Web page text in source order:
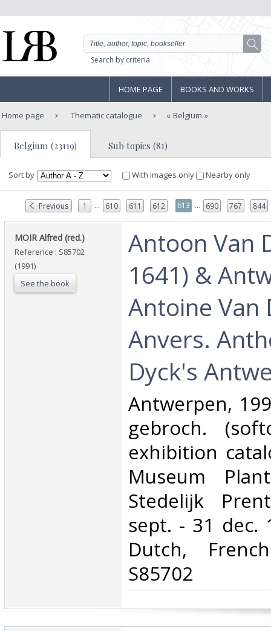
Search by criteria
HOME PAGE BOOKS AND WORKS
Home page Thematic catalogue Belgium
Belgium (23119) Sub topics (81)
Sort by With images only Nearby only
Previous 1 ... 610 611 612 613 ... 690 767 844
‎MOIR Alfred (red.)‎
Reference : S85702
(1991)
See the book
‎Antoon Van
1641) &
Antoine Van
Anvers.
Dyck's
‎Antwerpen,
gebroch.
exhibition
Museum
Stedelijk
sept. - 31 dec.
Dutch,
S85702‎